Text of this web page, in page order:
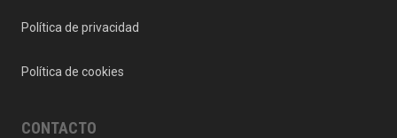
Política de privacidad
Política de cookies
CONTACTO